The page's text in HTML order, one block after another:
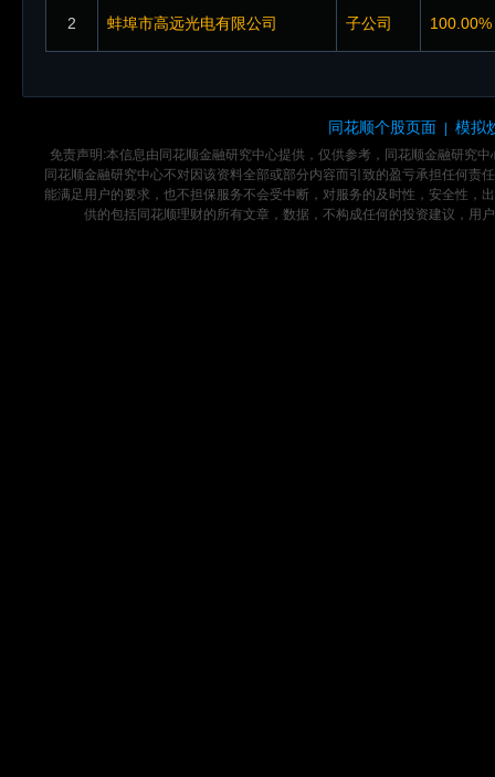
2 蚌埠市高远光电有限公司 子公司 100.00%
同花顺个股页面 模拟
免责声明:本信息由同花顺金融研究中心提供，仅供参考，同花顺金融研究
同花顺金融研究中心不对因该资料全部或部分内容而引致的盈亏承担任何
能满足用户的要求，也不担保服务不会受中断，对服务的及时性，安全性，
供的包括同花顺理财的所有文章，数据，不构成任何的投资建议，用